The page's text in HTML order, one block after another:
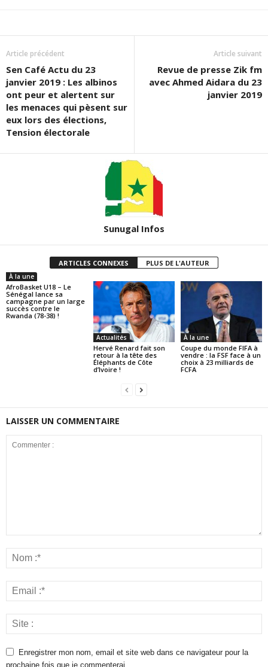
Article précédent
Sen Café Actu du 23
janvier 2019 : Les albinos
ont peur et alertent sur
les menaces qui pèsent sur
eux lors des élections,
Tension électorale
Article suivant
Revue de presse Zik fm
avec Ahmed Aidara du 23
janvier 2019
Sunugal Infos
ARTICLES CONNEXES PLUS DE L'AUTEUR
À la une
AfroBasket U18 – Le
Sénégal lance sa
campagne par un large
succès contre le
Rwanda (78-38) !
Actualités
Hervé Renard fait son
retour à la tête des
Éléphants de Côte
d’Ivoire !
À la une
Coupe du monde FIFA à
vendre : la FSF face à un
choix à 23 milliards de
FCFA
LAISSER UN COMMENTAIRE
Enregistrer mon nom, email et site web dans ce navigateur pour la
prochaine fois que je commenterai.